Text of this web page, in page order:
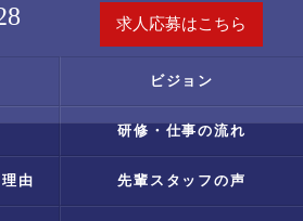
求人応募はこちら
ビジョン
研修・仕事の流れ
由 先輩スタッフの声